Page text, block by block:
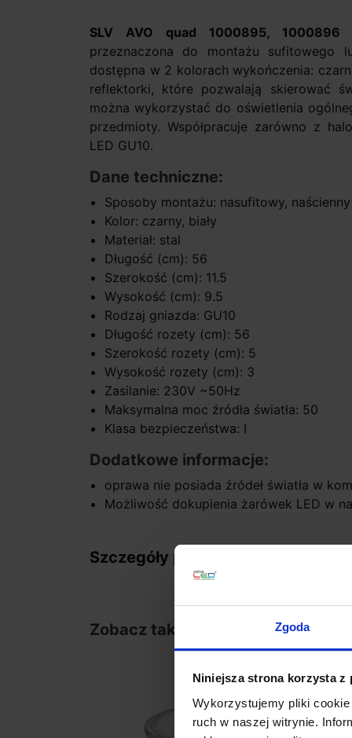
Zgoda
Niniejsza strona korzysta z
Wykorzystujemy pliki
ruch w naszej witrynie.
SLV AVO quad 1000895, 1000896
przeznaczona do montażu sufitowego
dostępna w 2 kolorach wykończenia:
reflektorki, które pozwalają skierować
można wykorzystać do oświetlenia
przedmioty. Współpracuje zarówno z
LED GU10.
Dane techniczne:
Sposoby montażu: nasufitowy, naścienny
Kolor: czarny, biały
Materiał: stal
Długość (cm): 56
Szerokość (cm): 11.5
Wysokość (cm): 9.5
Rodzaj gniazda: GU10
Długość rozety (cm): 56
Szerokość rozety (cm): 5
Wysokość rozety (cm): 3
Zasilanie: 230V ~50Hz
Maksymalna moc źródła światła: 50
Klasa bezpieczeństwa: I
Dodatkowe informacje:
oprawa nie posiada źródeł światła w
Możliwość dokupienia żarówek LED w
Szczegóły produktu
Zobacz także